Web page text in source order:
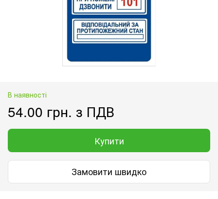
В наявності
54.00 грн. з ПДВ
Купити
Замовити швидко